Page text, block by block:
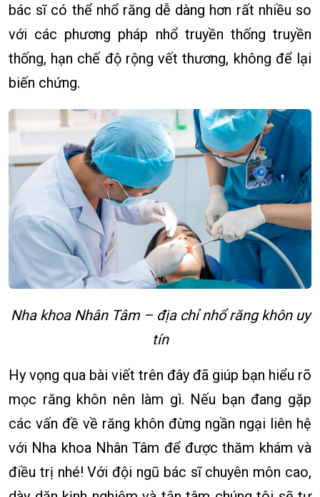
bác sĩ có thể nhổ răng dễ dàng hơn rất nhiều so
với các phương pháp nhổ truyền thống truyền
thống, hạn chế độ rộng vết thương, không để lại
biến chứng.
Nha khoa Nhân Tâm – địa chỉ nhổ răng khôn uy
tín
Hy vọng qua bài viết trên đây đã giúp bạn hiểu rõ
mọc răng khôn nên làm gì. Nếu bạn đang gặp
các vấn đề về răng khôn đừng ngần ngại liên hệ
với Nha khoa Nhân Tâm để được thăm khám và
điều trị nhé! Với đội ngũ bác sĩ chuyên môn cao,